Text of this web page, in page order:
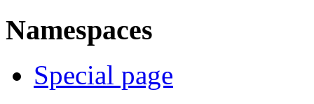
Namespaces
Special page